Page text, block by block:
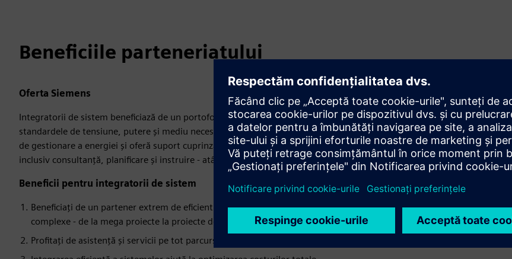
Beneficiile parteneriatului
Oferta Siemens
Integratorii de sistem beneficiază de un portofoliu complet conceput pentru a satisface cerințele lor specifice, cum ar fi
standardele de tensiune, putere și mediu necesare. Siemens oferă soluții flexibile și personalizate pentru toate cerințele
de gestionare a energiei și oferă suport cuprinzător bazat pe gestionarea cu succes dovedită a proiectelor complexe,
inclusiv consultanță, planificare și instruire - atât digitală, cât și convențională.
Beneficii pentru integratorii de sistem
Beneficiați de un partener extrem de eficient și experimentat, cu o lungă tradiție de a gestiona cu succes proiecte
complexe - de la mega proiecte la proiecte de sisteme energetice descentralizate.
Profitați de asistență și servicii pe tot parcursul ciclului de viață al integrării.